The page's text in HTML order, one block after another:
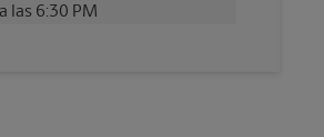
Sin Recolección
las 6:30 PM